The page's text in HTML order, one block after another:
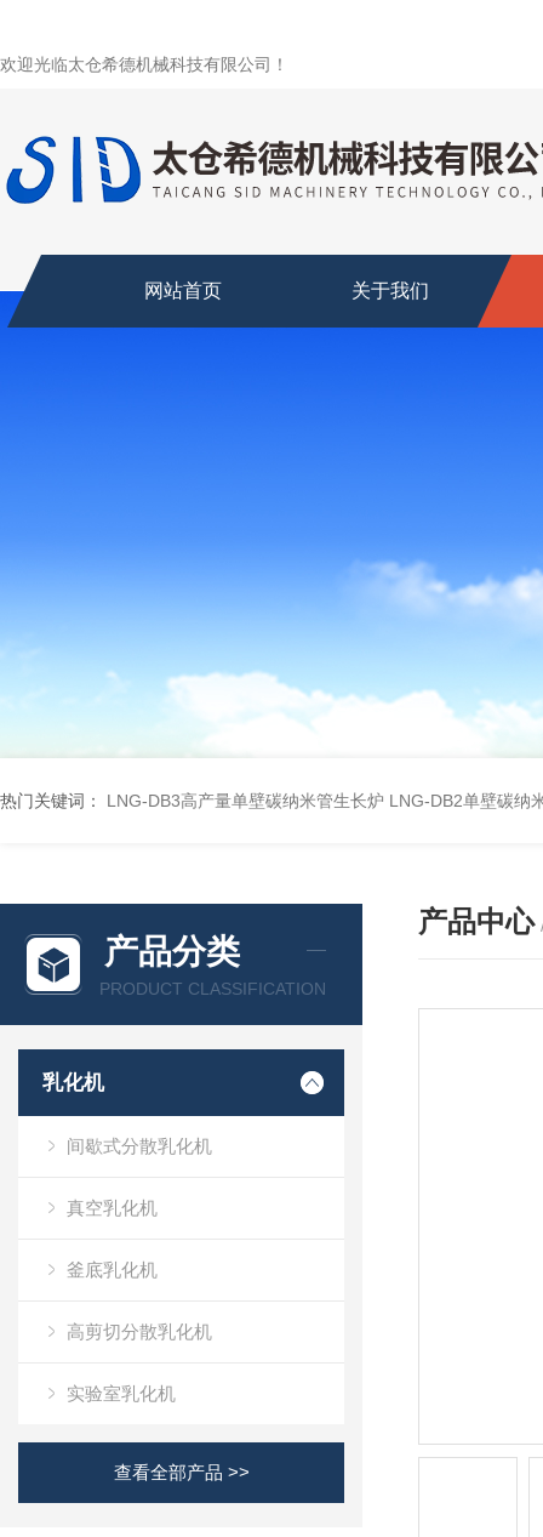
欢迎光临太仓希德机械科技有限公司！
网站首页 关于我们
热门关键词： LNG-DB3高产量单壁碳纳米管生长炉 LNG-DB2单壁碳纳
产品分类
PRODUCT CLASSIFICATION
乳化机
间歇式分散乳化机
真空乳化机
釜底乳化机
高剪切分散乳化机
实验室乳化机
查看全部产品 >>
产品中心